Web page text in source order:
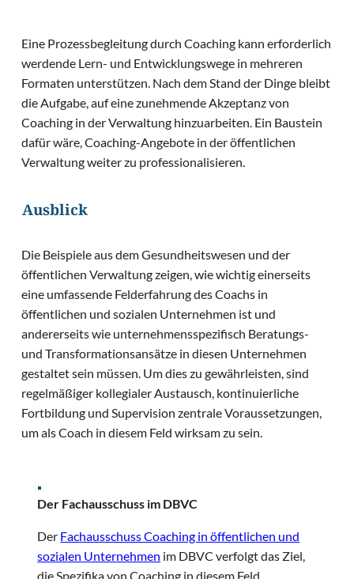
Eine Prozessbegleitung durch Coaching kann erforderlich
werdende Lern- und Entwicklungswege in mehreren
Formaten unterstützen. Nach dem Stand der Dinge bleibt
die Aufgabe, auf eine zunehmende Akzeptanz von
Coaching in der Verwaltung hinzuarbeiten. Ein Baustein
dafür wäre, Coaching-Angebote in der öffentlichen
Verwaltung weiter zu professionalisieren.
Ausblick
Die Beispiele aus dem Gesundheitswesen und der
öffentlichen Verwaltung zeigen, wie wichtig einerseits
eine umfassende Felderfahrung des Coachs in
öffentlichen und sozialen Unternehmen ist und
andererseits wie unternehmensspezifisch Beratungs-
und Transformationsansätze in diesen Unternehmen
gestaltet sein müssen. Um dies zu gewährleisten, sind
regelmäßiger kollegialer Austausch, kontinuierliche
Fortbildung und Supervision zentrale Voraussetzungen,
um als Coach in diesem Feld wirksam zu sein.
Der Fachausschuss im DBVC
Der Fachausschuss Coaching in öffentlichen und
sozialen Unternehmen im DBVC verfolgt das Ziel,
die Spezifika von Coaching in diesem Feld